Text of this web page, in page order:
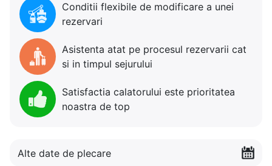
Conditii flexibile de modificare a unei
rezervari
Asistenta atat pe procesul rezervarii cat
si in timpul sejurului
Satisfactia calatorului este prioritatea
noastra de top
Alte date de plecare